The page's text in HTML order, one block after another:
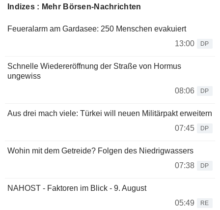
Indizes : Mehr Börsen-Nachrichten
Feueralarm am Gardasee: 250 Menschen evakuiert
13:00
DP
Schnelle Wiedereröffnung der Straße von Hormus
ungewiss
08:06
DP
Aus drei mach viele: Türkei will neuen Militärpakt erweitern
07:45
DP
Wohin mit dem Getreide? Folgen des Niedrigwassers
07:38
DP
NAHOST - Faktoren im Blick - 9. August
05:49
RE